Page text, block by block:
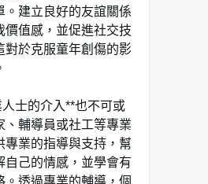
。建立良好的友誼關係
價值感，並促進社交技
對於克服童年創傷的影
士的介入**也不可或
、輔導員或社工等專業
專業的指導與支持，幫
自己的情感，並學會有
。透過專業的輔導，個